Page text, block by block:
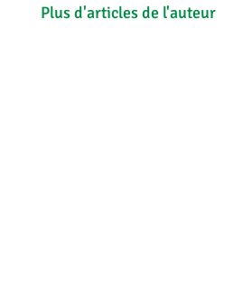
Plus d'articles de l'auteur